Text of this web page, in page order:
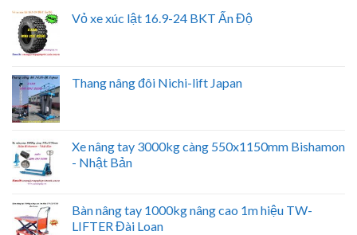
Vỏ xe xúc lật 16.9-24 BKT Ấn Độ
Thang nâng đôi Nichi-lift Japan
Xe nâng tay 3000kg càng 550x1150mm Bishamon
- Nhật Bản
Bàn nâng tay 1000kg nâng cao 1m hiệu TW-
LIFTER Đài Loan